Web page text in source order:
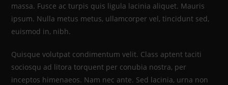
massa. Fusce ac turpis quis ligula lacinia aliquet. Mauris
ipsum. Nulla metus metus, ullamcorper vel, tincidunt sed,
euismod in, nibh.
Quisque volutpat condimentum velit. Class aptent taciti
sociosqu ad litora torquent per conubia nostra, per
inceptos himenaeos. Nam nec ante. Sed lacinia, urna non